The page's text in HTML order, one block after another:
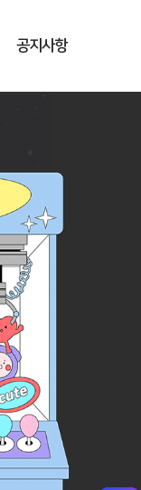
공지사항